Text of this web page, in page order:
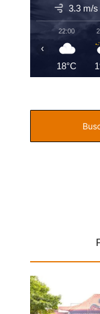
3.3 m/s
22:00
18°C
‹